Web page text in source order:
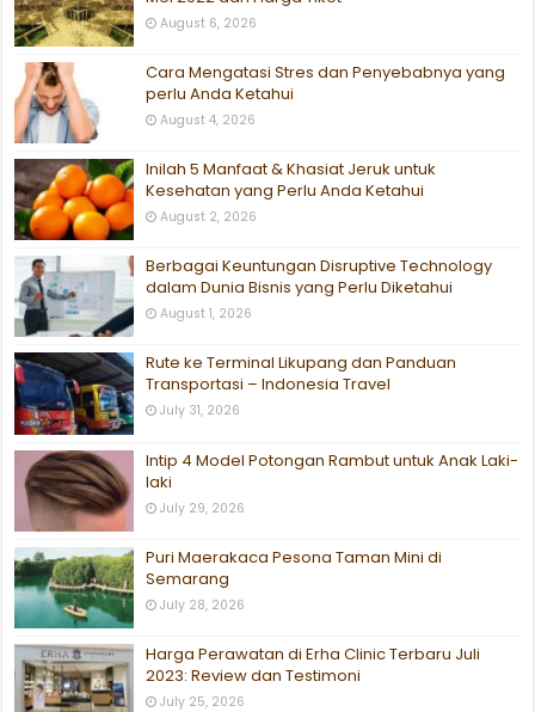
August 6, 2026
Cara Mengatasi Stres dan Penyebabnya yang
perlu Anda Ketahui
August 4, 2026
Inilah 5 Manfaat & Khasiat Jeruk untuk
Kesehatan yang Perlu Anda Ketahui
August 2, 2026
Berbagai Keuntungan Disruptive Technology
dalam Dunia Bisnis yang Perlu Diketahui
August 1, 2026
Rute ke Terminal Likupang dan Panduan
Transportasi – Indonesia Travel
July 31, 2026
Intip 4 Model Potongan Rambut untuk Anak Laki-
laki
July 29, 2026
Puri Maerakaca Pesona Taman Mini di
Semarang
July 28, 2026
Harga Perawatan di Erha Clinic Terbaru Juli
2023: Review dan Testimoni
July 25, 2026